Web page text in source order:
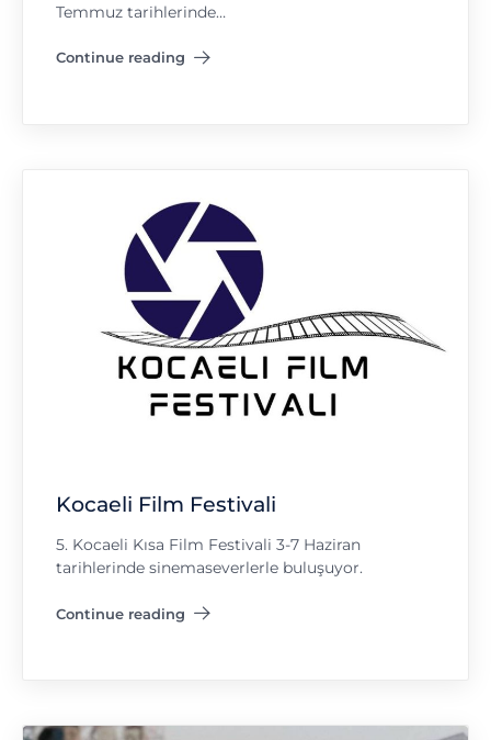
Temmuz tarihlerinde…
Continue reading
"Karamürsel 4 Temmuz Kurtuluş Şenlikleri"
Kocaeli Film Festivali
5. Kocaeli Kısa Film Festivali 3-7 Haziran
tarihlerinde sinemaseverlerle buluşuyor.
Continue reading
"Kocaeli Film Festivali"